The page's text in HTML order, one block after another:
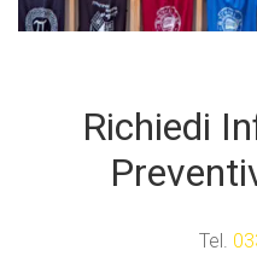
Richiedi
Tel.